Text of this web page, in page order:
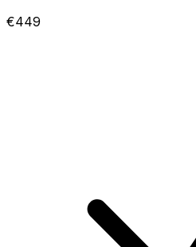
€449